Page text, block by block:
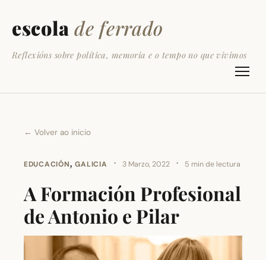
escola de ferrado
Reflexións sobre política, memoria e o tempo no que vivimos
← Volver ao inicio
EDUCACIÓN,GALICIA · 3 Marzo, 2022 · 5 min de lectura
A Formación Profesional
de Antonio e Pilar